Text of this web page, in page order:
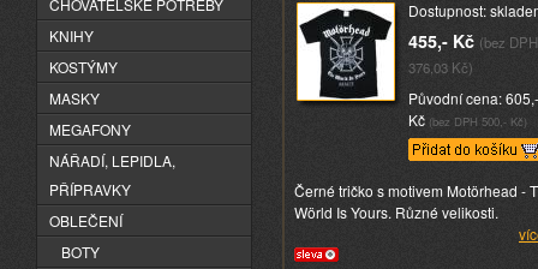
Dostupnost:
455,- Kč (bez DPH
376,03 Kč)
Původní cena: 605,-
Kč (bez DPH 500,- Kč)
Černé tričko s motivem Motörhead -
Wörld Is Yours. Různé velikosti.
CHOVATELSKÉ POTŘEBY
KNIHY
KOSTÝMY
MASKY
MEGAFONY
NÁŘADÍ, LEPIDLA,
PŘÍPRAVKY
OBLEČENÍ
BOTY